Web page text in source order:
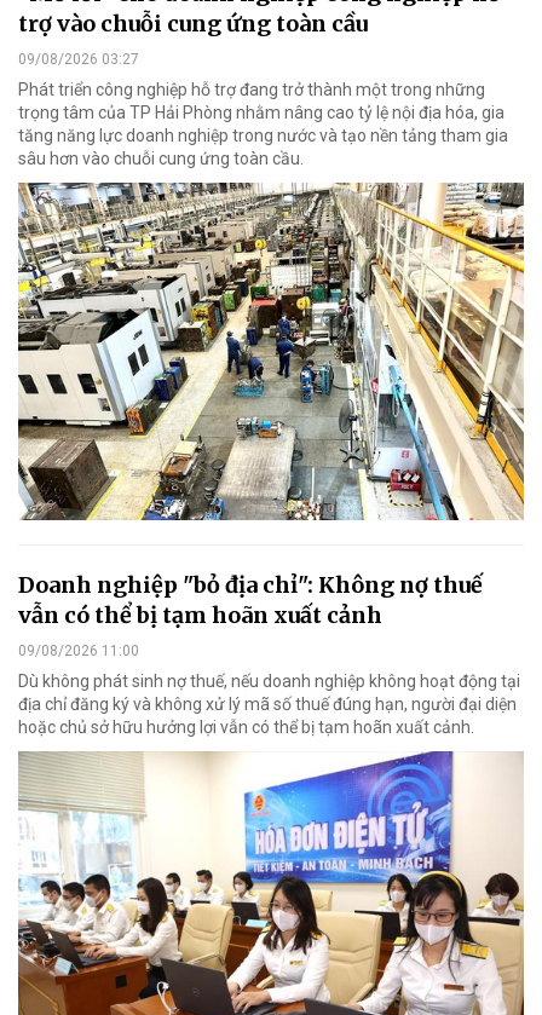
trợ vào chuỗi cung ứng toàn cầu
09/08/2026 03:27
Phát triển công nghiệp hỗ trợ đang trở thành một trong những
trọng tâm của TP Hải Phòng nhằm nâng cao tỷ lệ nội địa hóa, gia
tăng năng lực doanh nghiệp trong nước và tạo nền tảng tham gia
sâu hơn vào chuỗi cung ứng toàn cầu.
Doanh nghiệp "bỏ địa chỉ": Không nợ thuế
vẫn có thể bị tạm hoãn xuất cảnh
09/08/2026 11:00
Dù không phát sinh nợ thuế, nếu doanh nghiệp không hoạt động tại
địa chỉ đăng ký và không xử lý mã số thuế đúng hạn, người đại diện
hoặc chủ sở hữu hưởng lợi vẫn có thể bị tạm hoãn xuất cảnh.